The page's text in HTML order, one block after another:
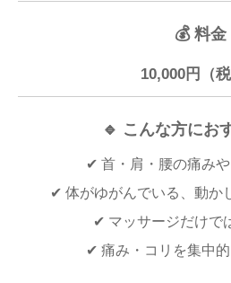
💰 料金
10,000円（税
🔹 こんな方にお
✔ 首・肩・腰の痛み
✔ 体がゆがんでいる、動か
✔ マッサージだけで
✔ 痛み・コリを集中